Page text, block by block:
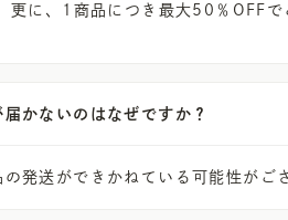
更に、1商品につき最大50％OFF
かないのはなぜですか？
発送ができかねている可能性がご